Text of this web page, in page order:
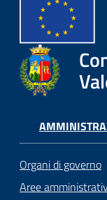
Organi di governo
Aree